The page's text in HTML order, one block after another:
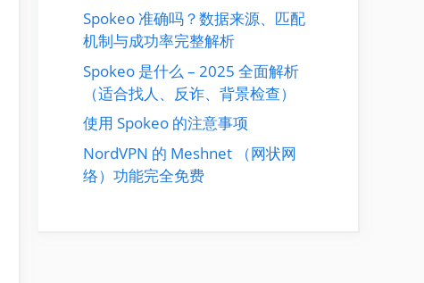
Spokeo 准确吗？数据来源、匹配
机制与成功率完整解析
Spokeo 是什么 – 2025 全面解析
（适合找人、反诈、背景检查）
使用 Spokeo 的注意事项
NordVPN 的 Meshnet （网状网
络）功能完全免费